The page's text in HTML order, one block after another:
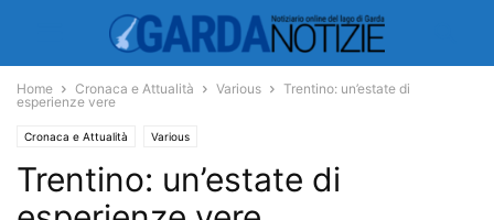
Home Cronaca e Attualità Various
Trentino: un’estate di
esperienze vere
Cronaca e Attualità Various
Trentino: un’estate di